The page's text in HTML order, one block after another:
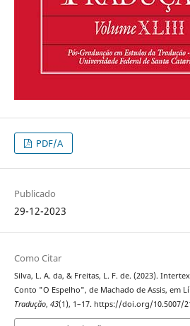
PDF/A
Publicado
29-12-2023
Como Citar
Silva, L. A. da, & Freitas, L. F. de. (2023).
Conto "O Espelho", de Machado de Assis, em
Tradução, 43(1), 1–17. https://doi.org/10.5007/